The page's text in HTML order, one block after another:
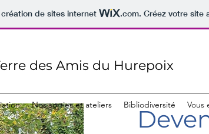
de sites internet .com. Créez votre site
des Amis du Hurepoix
Nos sorties et ateliers Bibliodiversité Vous